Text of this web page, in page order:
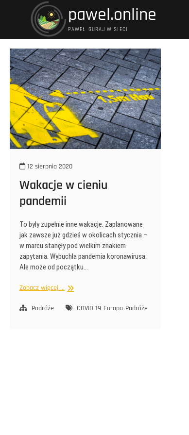
pawel.online
PAWEŁ GURAJ W SIECI
12 sierpnia 2020
Wakacje w cieniu
pandemii
To były zupełnie inne wakacje. Zaplanowane
jak zawsze już gdzieś w okolicach stycznia –
w marcu stanęły pod wielkim znakiem
zapytania. Wybuchła pandemia koronawirusa.
Ale może od początku…
Zobacz więcej ... Wakacje
cieniu
Podróże COVID-19 Europa Podróże